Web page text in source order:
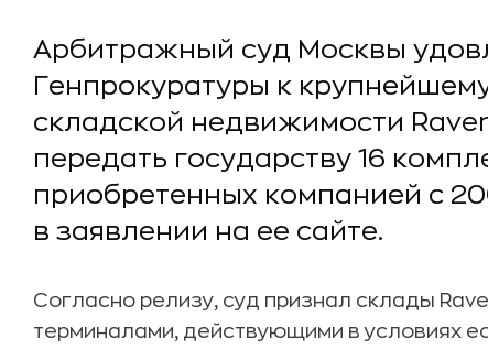
Арбитражный суд Москвы
Генпрокуратуры к
складской недвижимости
передать государству 16
приобретенных компанией с
в заявлении на ее сайте.
Согласно релизу, суд признал склады
терминалами, действующими в условиях